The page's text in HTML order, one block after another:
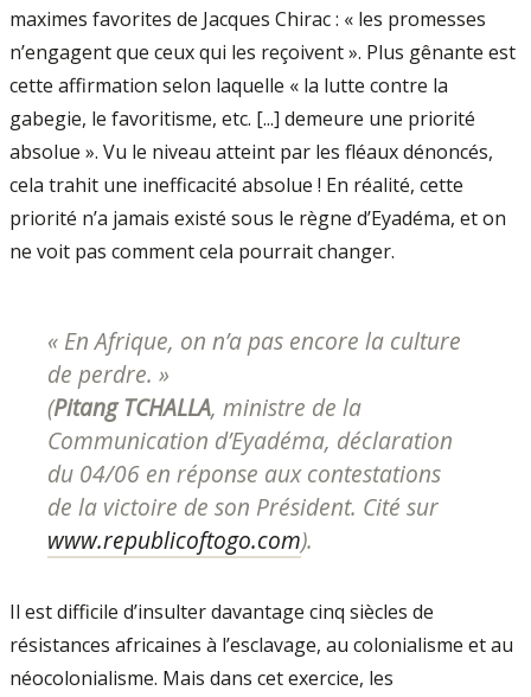
maximes favorites de Jacques Chirac : « les promesses
n’engagent que ceux qui les reçoivent ». Plus gênante est
cette affirmation selon laquelle « la lutte contre la
gabegie, le favoritisme, etc. [...] demeure une priorité
absolue ». Vu le niveau atteint par les fléaux dénoncés,
cela trahit une inefficacité absolue ! En réalité, cette
priorité n’a jamais existé sous le règne d’Eyadéma, et on
ne voit pas comment cela pourrait changer.
« En Afrique, on n’a pas encore la culture
de perdre. »
(Pitang TCHALLA, ministre de la
Communication d’Eyadéma, déclaration
du 04/06 en réponse aux contestations
de la victoire de son Président. Cité sur
www.republicoftogo.com).
Il est difficile d’insulter davantage cinq siècles de
résistances africaines à l’esclavage, au colonialisme et au
néocolonialisme. Mais dans cet exercice, les